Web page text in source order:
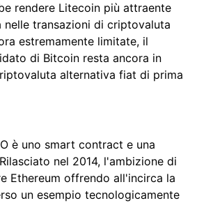
rendere Litecoin più attraente
nelle transazioni di criptovaluta
estremamente limitate, il
di Bitcoin resta ancora in
alternativa fiat di prima
è uno smart contract e una
nel 2014, l'ambizione di
Ethereum offrendo all'incirca la
un esempio tecnologicamente